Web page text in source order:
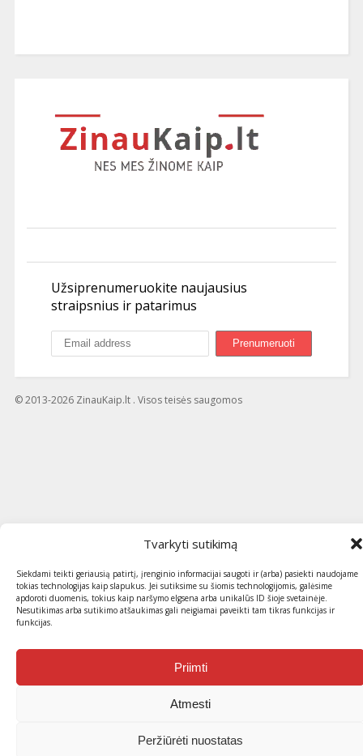
Tvarkyti sutikimą
Siekdami teikti geriausią patirtį, įrenginio informacijai saugoti ir (arba) pasiekti naudojame
tokias technologijas kaip slapukus. Jei sutiksime su šiomis technologijomis, galėsime
apdoroti duomenis, tokius kaip naršymo elgsena arba unikalūs ID šioje svetainėje.
Nesutikimas arba sutikimo atšaukimas gali neigiamai paveikti tam tikras funkcijas ir
funkcijas.
Priimti
Atmesti
Peržiūrėti nuostatas
Užsiprenumeruokite naujausius
straipsnius ir patarimus
© 2013-2026 ZinauKaip.lt . Visos teisės saugomos